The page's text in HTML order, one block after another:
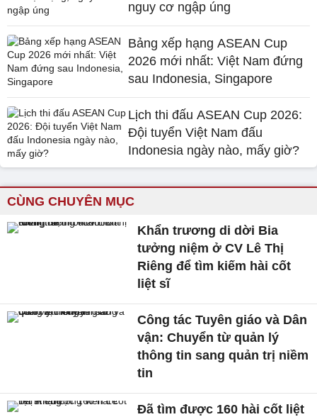
nguy cơ ngập úng
Bảng xếp hạng ASEAN Cup
2026 mới nhất: Việt Nam đứng
sau Indonesia, Singapore
Lịch thi đấu ASEAN Cup 2026:
Đội tuyển Việt Nam đấu
Indonesia ngày nào, mấy giờ?
CÙNG CHUYÊN MỤC
Khẩn trương di dời Bia
tưởng niệm ở CV Lê Thị
Riêng để tìm kiếm hài cốt
liệt sĩ
Công tác Tuyên giáo và Dân
vận: Chuyển từ quản lý
thông tin sang quản trị niềm
tin
Đã tìm được 160 hài cốt liệt